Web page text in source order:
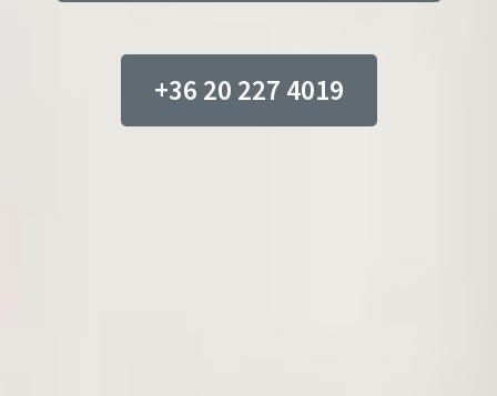
+36 20 227 4019